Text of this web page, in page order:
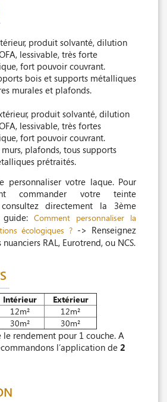
produit solvanté, dilution
lessivable, très forte
fort pouvoir couvrant.
bois et supports métalliques
murales et plafonds.
produit solvanté, dilution
lessivable, très fortes
fort pouvoir couvrant.
plafonds, tous supports
prétraités.
personnaliser votre laque. Pour
commander votre teinte
directement la 3ème
Comment personnaliser la
écologiques ? -> Renseignez
RAL, Eurotrend, ou NCS.
Intérieur
Extérieur
12m²
12m²
30m² 30m²
rendement pour 1 couche. A
l’application de2